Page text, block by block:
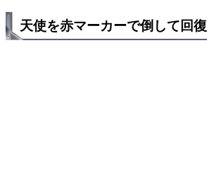
天使を赤マーカーで倒して回復